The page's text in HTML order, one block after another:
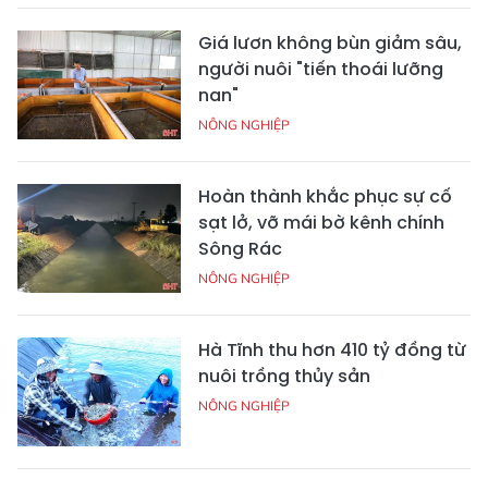
Giá lươn không bùn giảm sâu,
người nuôi "tiến thoái lưỡng
nan"
NÔNG NGHIỆP
Hoàn thành khắc phục sự cố
sạt lở, vỡ mái bờ kênh chính
Sông Rác
NÔNG NGHIỆP
Hà Tĩnh thu hơn 410 tỷ đồng từ
nuôi trồng thủy sản
NÔNG NGHIỆP